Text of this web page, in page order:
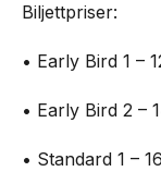
Biljettpriser:
• Early Bird 1 –
• Early Bird 2 –
• Standard 1 –